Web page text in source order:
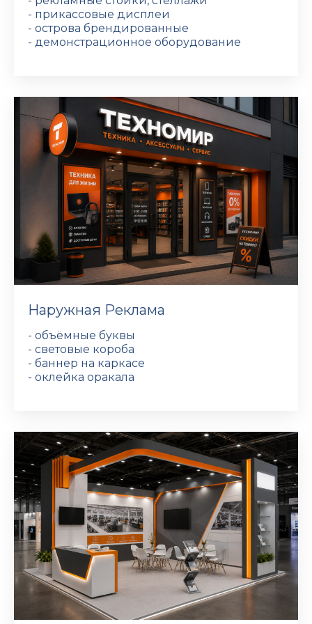
- прикассовые дисплеи
- острова брендированные
- демонстрационное оборудование
Наружная Реклама
- объёмные буквы
- световые короба
- баннер на каркасе
- оклейка оракала